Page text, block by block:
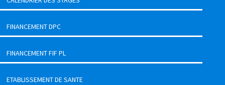
FINANCEMENT DPC
FINANCEMENT FIF PL
ETABLISSEMENT DE SANTE